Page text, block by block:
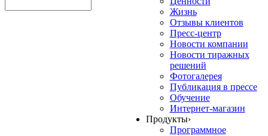
Жизнь
Отзывы клиентов
Пресс-центр
Новости компании
Новости тиражных
решений
Фотогалерея
Публикация в прессе
Обучение
Интернет-магазин
Продукты›
Программное